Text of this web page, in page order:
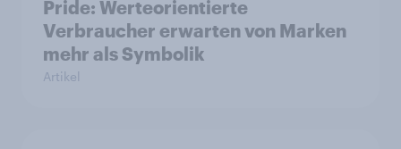
Pride: Werteorientierte
Verbraucher erwarten von Marken
mehr als Symbolik
Artikel